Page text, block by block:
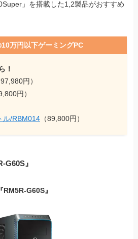
」を搭載した1,2製品がおすすめ
万円以下ゲーミングPC
！
円）
円）
ル/RBM014（89,800円）
G60S』
『RM5R-G60S』